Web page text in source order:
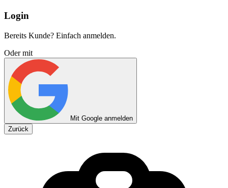
Login
Bereits Kunde? Einfach anmelden.
Oder mit
Mit Google anmelden
Zurück